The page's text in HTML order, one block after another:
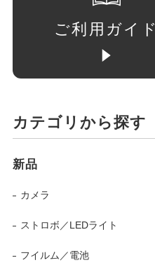
ご利用ガイド
カテゴリから探す
新品
カメラ
ストロボ／LEDライト
フイルム／電池